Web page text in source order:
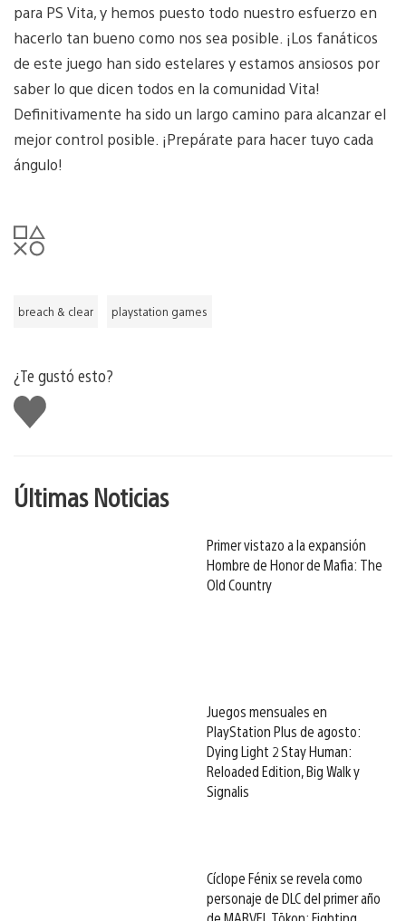
para PS Vita, y hemos puesto todo nuestro esfuerzo en
hacerlo tan bueno como nos sea posible. ¡Los fanáticos
de este juego han sido estelares y estamos ansiosos por
saber lo que dicen todos en la comunidad Vita!
Definitivamente ha sido un largo camino para alcanzar el
mejor control posible. ¡Prepárate para hacer tuyo cada
ángulo!
breach & clear playstation games
¿Te gustó esto?
Me
gusta
Últimas Noticias
Primer vistazo a la expansión
Hombre de Honor de Mafia: The
Old Country
Juegos mensuales en
PlayStation Plus de agosto:
Dying Light 2 Stay Human:
Reloaded Edition, Big Walk y
Signalis
Cíclope Fénix se revela como
personaje de DLC del primer año